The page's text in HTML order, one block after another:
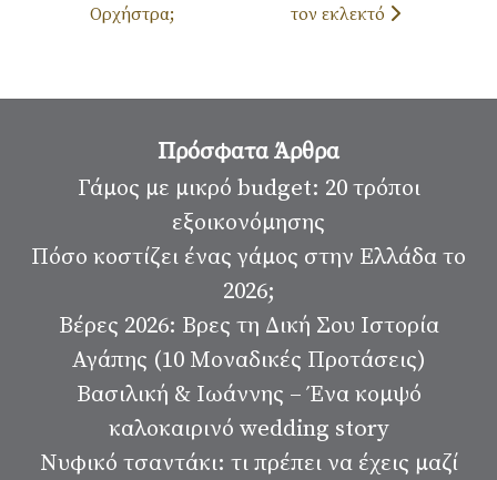
Ορχήστρα;
τον εκλεκτό
Πρόσφατα Άρθρα
Γάμος με μικρό budget: 20 τρόποι
εξοικονόμησης
Πόσο κοστίζει ένας γάμος στην Ελλάδα το
2026;
Βέρες 2026: Βρες τη Δική Σου Ιστορία
Αγάπης (10 Μοναδικές Προτάσεις)
Βασιλική & Ιωάννης – Ένα κομψό
καλοκαιρινό wedding story
Νυφικό τσαντάκι: τι πρέπει να έχεις μαζί